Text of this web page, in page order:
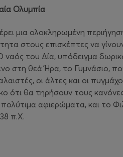
Ολυμπία
μια ολοκληρωμένη
στους επισκέπτες να
ναός του Δία, υπόδειγμα
στη θεά Ήρα, το Γυμνάσιο,
οι άλτες και οι
ότι θα τηρήσουν τους
αφιερώματα, και το
π.Χ.